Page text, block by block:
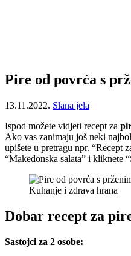
Pire od povrća s
13.11.2022. Slana jela
Ispod možete vidjeti recept za
Ako vas zanimaju još neki
upišete u pretragu npr. “Recept
“Makedonska salata” i kliknete
Kuhanje i zdrava hrana
Dobar recept za
Sastojci za 2 osobe: